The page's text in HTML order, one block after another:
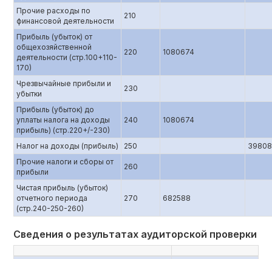
Прочие расходы по
финансовой деятельности
210
Прибыль (убыток) от
общехозяйственной
деятельности (стр.100+110-
170)
220 1080674
Чрезвычайные прибыли и
убытки
230
Прибыль (убыток) до
уплаты налога на доходы
прибыль) (стр.220+/-230)
240 1080674
Налог на доходы (прибыль) 250
Прочие налоги и сборы от
прибыли
260
Чистая прибыль (убыток)
отчетного периода
(стр.240-250-260)
270 682588
Сведения о результатах аудиторской проверки